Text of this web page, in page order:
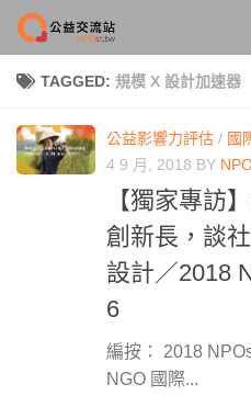
Skip to content
TAGGED: 規模 X 設計加速器
公益影響力評估 / 國
4 9 月, 2018 BY
【獨家專訪
創新長，談
設計／2018
6
編按： 2018
NGO 國際...